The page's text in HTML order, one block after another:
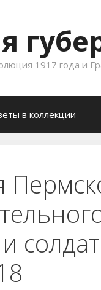
1917 года и
в коллекции